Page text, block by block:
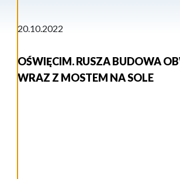
20.10.2022
OŚWIĘCIM. RUSZA BUDOWA
WRAZ Z MOSTEM NA SOLE